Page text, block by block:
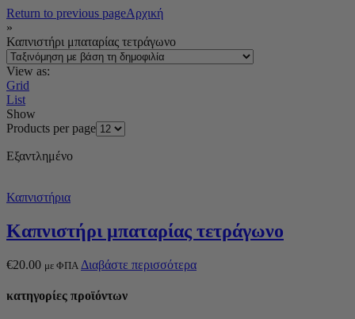
Return to previous pageΑρχική
»
Καπνιστήρι μπαταρίας τετράγωνο
View as:
Grid
List
Show
Products per page
Εξαντλημένο
Καπνιστήρια
Καπνιστήρι μπαταρίας τετράγωνο
€20.00 με ΦΠΑ Διαβάστε περισσότερα
κατηγορίες προϊόντων